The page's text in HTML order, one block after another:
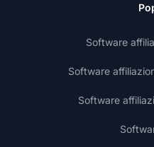
Software
Software
Software